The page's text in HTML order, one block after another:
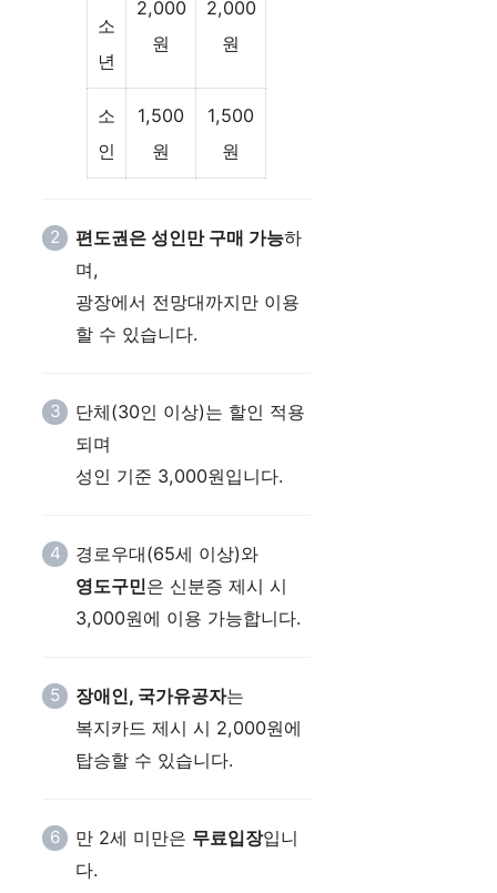
소
년
2,000
원
2,000
원
소
인
1,500
원
1,500
원
편도권은 성인만 구매 가능하
며,
광장에서 전망대까지만 이용
할 수 있습니다.
단체(30인 이상)는 할인 적용
되며
성인 기준 3,000원입니다.
경로우대(65세 이상)와
영도구민은 신분증 제시 시
3,000원에 이용 가능합니다.
장애인, 국가유공자는
복지카드 제시 시 2,000원에
탑승할 수 있습니다.
만 2세 미만은 무료입장입니
다.